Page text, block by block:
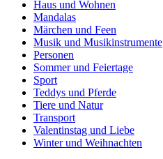
Haus und Wohnen
Mandalas
Märchen und Feen
Musik und Musikinstrumente
Personen
Sommer und Feiertage
Sport
Teddys und Pferde
Tiere und Natur
Transport
Valentinstag und Liebe
Winter und Weihnachten